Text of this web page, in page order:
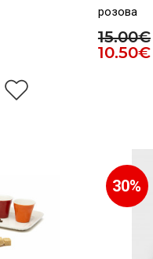
розова
15.00€
30%